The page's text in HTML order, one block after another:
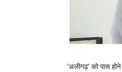
‘अलीगढ़’ को पास